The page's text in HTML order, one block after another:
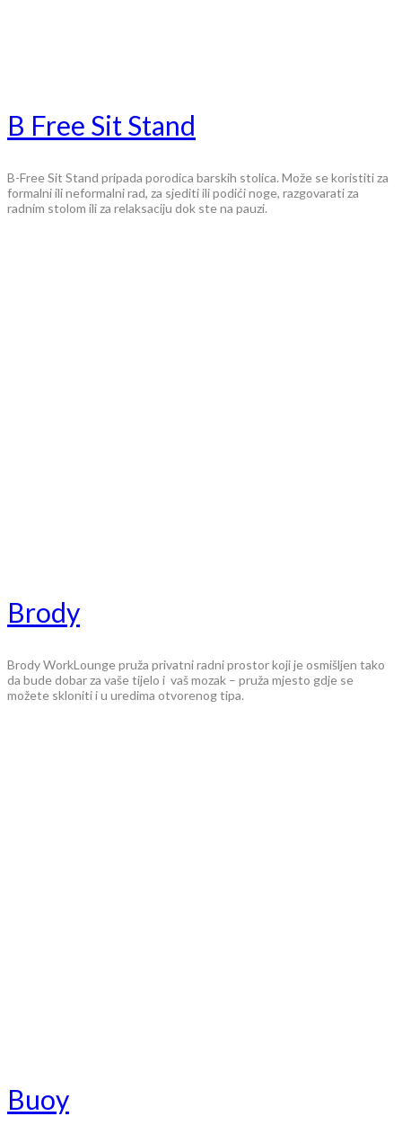
B Free Sit Stand
B-Free Sit Stand pripada porodica barskih stolica. Može se koristiti za
formalni ili neformalni rad, za sjediti ili podići noge, razgovarati za
radnim stolom ili za relaksaciju dok ste na pauzi.
Brody
Brody WorkLounge pruža privatni radni prostor koji je osmišljen tako
da bude dobar za vaše tijelo i vaš mozak – pruža mjesto gdje se
možete skloniti i u uredima otvorenog tipa.
Buoy